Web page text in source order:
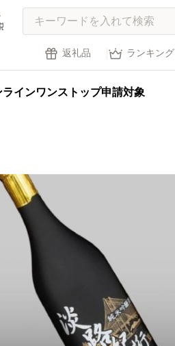
返礼品 ランキング
ラインワンストップ申請対象